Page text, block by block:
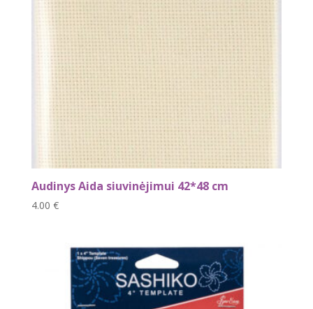
Audinys Aida siuvinėjimui 42*48 cm
4.00 €